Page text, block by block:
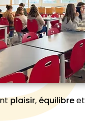
plaisir, équilibreet